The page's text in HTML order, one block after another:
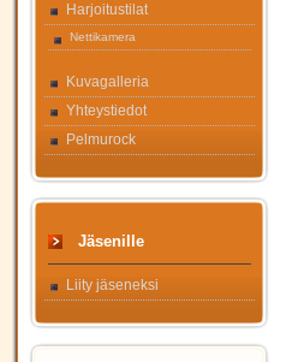
Harjoitustilat
Nettikamera
Kuvagalleria
Yhteystiedot
Pelmurock
Jäsenille
Liity jäseneksi